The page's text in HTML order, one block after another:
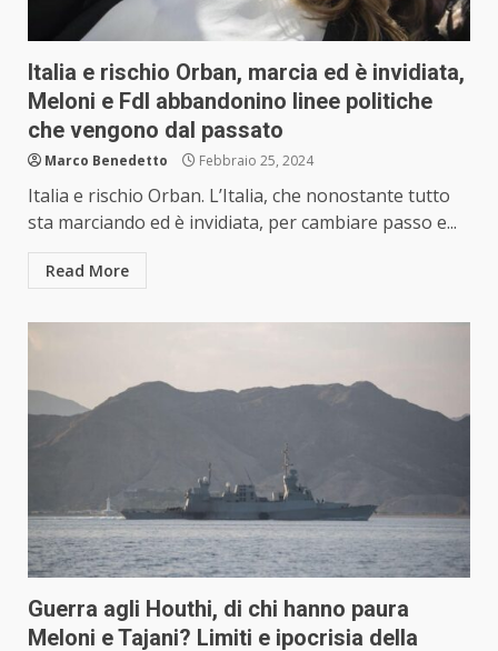
Italia e rischio Orban, marcia ed è invidiata,
Meloni e FdI abbandonino linee politiche
che vengono dal passato
Marco Benedetto Febbraio 25, 2024
Italia e rischio Orban. L’Italia, che nonostante tutto
sta marciando ed è invidiata, per cambiare passo e...
Read More
Guerra agli Houthi, di chi hanno paura
Meloni e Tajani? Limiti e ipocrisia della